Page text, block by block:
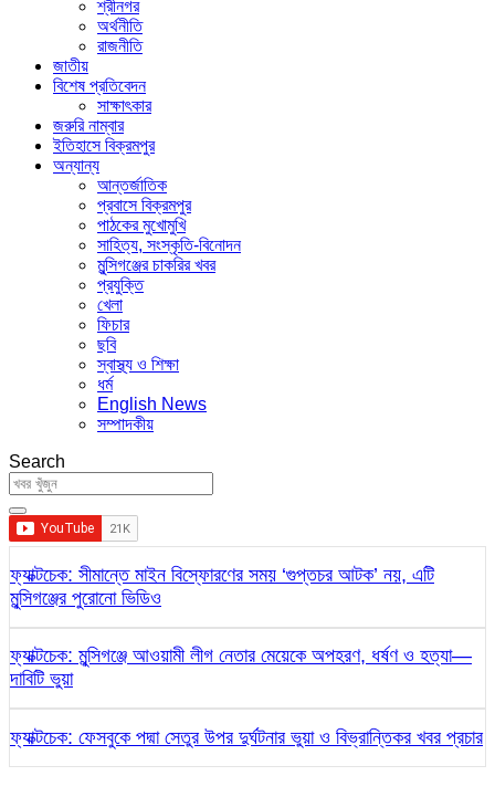
শ্রীনগর
অর্থনীতি
রাজনীতি
জাতীয়
বিশেষ প্রতিবেদন
সাক্ষাৎকার
জরুরি নাম্বার
ইতিহাসে বিক্রমপুর
অন্যান্য
আন্তর্জাতিক
প্রবাসে বিক্রমপুর
পাঠকের মুখোমুখি
সাহিত্য, সংস্কৃতি-বিনোদন
মুন্সিগঞ্জের চাকরির খবর
প্রযুক্তি
খেলা
ফিচার
ছবি
স্বাস্থ্য ও শিক্ষা
ধর্ম
English News
সম্পাদকীয়
Search
ফ্যাক্টচেক: সীমান্তে মাইন বিস্ফোরণের সময় ‘গুপ্তচর আটক’ নয়, এটি
মুন্সিগঞ্জের পুরোনো ভিডিও
ফ্যাক্টচেক: মুন্সিগঞ্জে আওয়ামী লীগ নেতার মেয়েকে অপহরণ, ধর্ষণ ও হত্যা—
দাবিটি ভুয়া
ফ্যাক্টচেক: ফেসবুকে পদ্মা সেতুর উপর দুর্ঘটনার ভুয়া ও বিভ্রান্তিকর খবর প্রচার